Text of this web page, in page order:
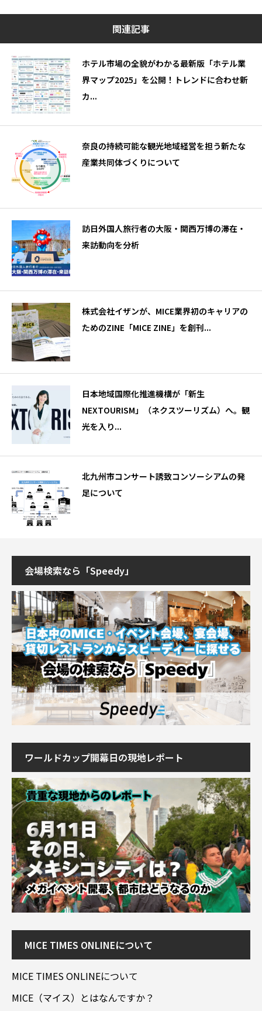
関連記事
ホテル市場の全貌がわかる最新版「ホテル業
界マップ2025」を公開！トレンドに合わせ新
カ...
奈良の持続可能な観光地域経営を担う新たな
産業共同体づくりについて
訪日外国人旅行者の大阪・関西万博の滞在・
来訪動向を分析
株式会社イザンが、MICE業界初のキャリアの
ためのZINE「MICE ZINE」を創刊...
日本地域国際化推進機構が「新生
NEXTOURISM」（ネクスツーリズム）へ。観
光を入り...
北九州市コンサート誘致コンソーシアムの発
足について
会場検索なら「Speedy」
ワールドカップ開幕日の現地レポート
MICE TIMES ONLINEについて
MICE TIMES ONLINEについて
MICE（マイス）とはなんですか？